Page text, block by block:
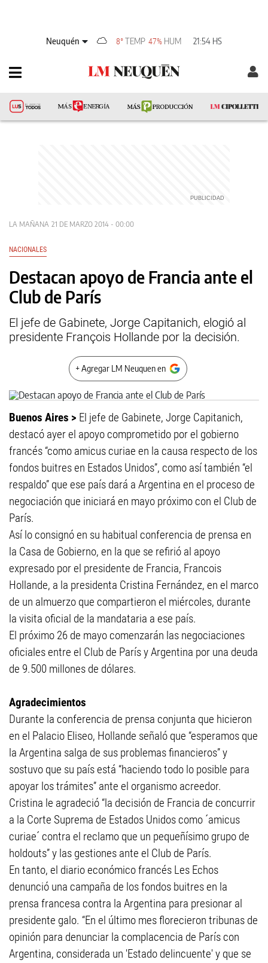
Neuquén 8° TEMP 47% HUM 21:54 HS
LA MAÑANA 21 DE MARZO 2014 - 00:00
NACIONALES
Destacan apoyo de Francia ante el
Club de París
El jefe de Gabinete, Jorge Capitanich, elogió al
presidente François Hollande por la decisión.
+ Agregar LM Neuquen en
Buenos Aires > El jefe de Gabinete, Jorge Capitanich,
destacó ayer el apoyo comprometido por el gobierno
francés “como amicus curiae en la causa respecto de los
fondos buitres en Estados Unidos”, como así también “el
respaldo” que ese país dará a Argentina en el proceso de
negociación que iniciará en mayo próximo con el Club de
París.
Así lo consignó en su habitual conferencia de prensa en
la Casa de Gobierno, en la que se refirió al apoyo
expresado por el presidente de Francia, Francois
Hollande, a la presidenta Cristina Fernández, en el marco
de un almuerzo que compartieron el miércoles, durante
la visita oficial de la mandataria a ese país.
El próximo 26 de mayo comenzarán las negociaciones
oficiales entre el Club de París y Argentina por una deuda
de 9.500 millones de dólares.
Agradecimientos
Durante la conferencia de prensa conjunta que hicieron
en el Palacio Eliseo, Hollande señaló que “esperamos que
la Argentina salga de sus problemas financieros” y
sostuvo que su país está “haciendo todo lo posible para
apoyar los trámites” ante el organismo acreedor.
Cristina le agradeció “la decisión de Francia de concurrir
a la Corte Suprema de Estados Unidos como ´amicus
curiae´ contra el reclamo que un pequeñísimo grupo de
holdouts” y las gestiones ante el Club de París.
En tanto, el diario económico francés Les Echos
denunció una campaña de los fondos buitres en la
prensa francesa contra la Argentina para presionar al
presidente galo. “En el último mes florecieron tribunas de
opinión para denunciar la complacencia de París con
Argentina, considerada un 'Estado delincuente' y que se